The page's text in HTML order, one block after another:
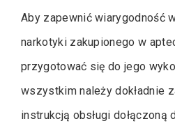
Aby zapewnić wiarygodność
narkotyki zakupionego w
przygotować się do jego
wszystkim należy dokładnie
instrukcją obsługi dołączoną